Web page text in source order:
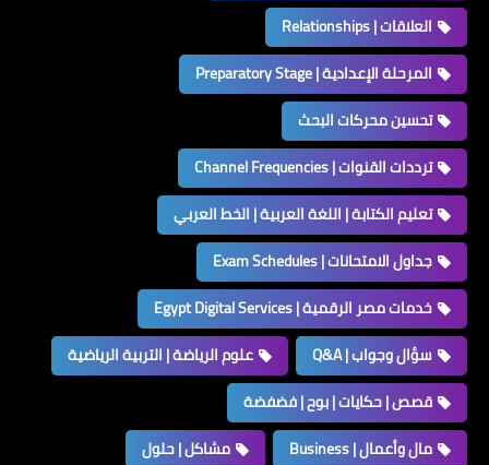
العلاقات | Relationships
المرحلة الإعدادية | Preparatory Stage
تحسين محركات البحث
ترددات القنوات | Channel Frequencies
تعليم الكتابة | اللغة العربية | الخط العربي
جداول الامتحانات | Exam Schedules
خدمات مصر الرقمية | Egypt Digital Services
سؤال وجواب | Q&A
علوم الرياضة | التربية الرياضية
قصص | حكايات | بوح | فضفضة
مال وأعمال | Business
مشاكل | حلول